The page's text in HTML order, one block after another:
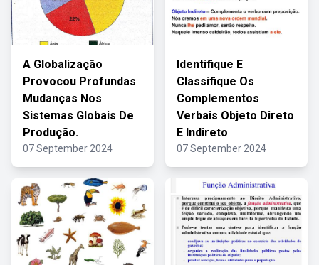
A Globalização
Provocou Profundas
Mudanças Nos
Sistemas Globais De
Produção.
07 September 2024
Identifique E
Classifique Os
Complementos
Verbais Objeto Direto
E Indireto
07 September 2024